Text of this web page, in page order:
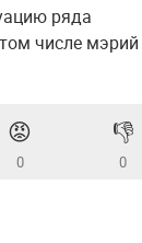
ряда
числе мэрий
😡
0
👎
0